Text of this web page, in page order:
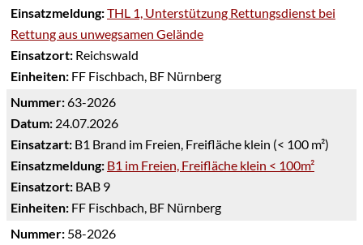
Einsatzmeldung:THL 1, Unterstützung Rettungsdienst bei
Rettung aus unwegsamen Gelände
Einsatzort: Reichswald
Einheiten: FF Fischbach, BF Nürnberg
Nummer:63-2026
Datum: 24.07.2026
Einsatzart: B1 Brand im Freien, Freifläche klein (< 100 m²)
Einsatzmeldung: B1 im Freien, Freifläche klein < 100m²
Einsatzort: BAB 9
Einheiten: FF Fischbach, BF Nürnberg
Nummer: 58-2026